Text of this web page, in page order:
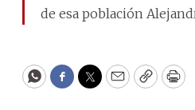
de esa población
WhatsApp
Facebook
Twitter
EmailCopy